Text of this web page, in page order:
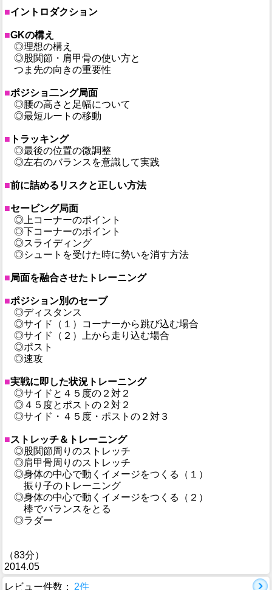
■イントロダクション
■GKの構え
◎理想の構え
◎股関節・肩甲骨の使い方と
つま先の向きの重要性
■ポジショ二ング局面
◎腰の高さと足幅について
◎最短ルートの移動
■ トラッキング
◎最後の位置の微調整
◎左右のバランスを意識して実践
■前に詰めるリスクと正しい方法
■セービング局面
◎上コーナーのポイント
◎下コーナーのポイント
◎スライディング
◎シュートを受けた時に勢いを消す方法
■局面を融合させたトレーニング
■ポジション別のセーブ
◎ディスタンス
◎サイド（１）コーナーから跳び込む場合
◎サイド（２）上から走り込む場合
◎ポスト
◎速攻
■実戦に即した状況トレーニング
◎サイドと４５度の２対２
◎４５度とポストの２対２
◎サイド・４５度・ポストの２対３
■ストレッチ＆トレーニング
◎股関節周りのストレッチ
◎肩甲骨周りのストレッチ
◎身体の中心で動くイメージをつくる（１）
振り子のトレーニング
◎身体の中心で動くイメージをつくる（２）
棒でバランスをとる
◎ラダー
（83分）
2014.05
レビュー件数：
2件